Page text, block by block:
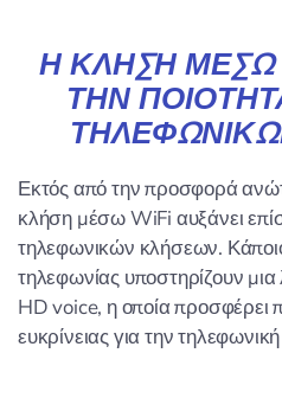
Η ΚΛΉΣΗ ΜΈΣΩ
ΤΗΝ
Εκτός από την προσφορά
κλήση μέσω WiFi αυξάνει
τηλεφωνικών κλήσεων.
τηλεφωνίας υποστηρίζουν μια
HD voice, η οποία προσφέρει
ευκρίνειας για την